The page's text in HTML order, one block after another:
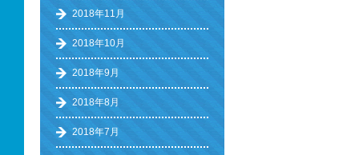
2018年11月
2018年10月
2018年9月
2018年8月
2018年7月